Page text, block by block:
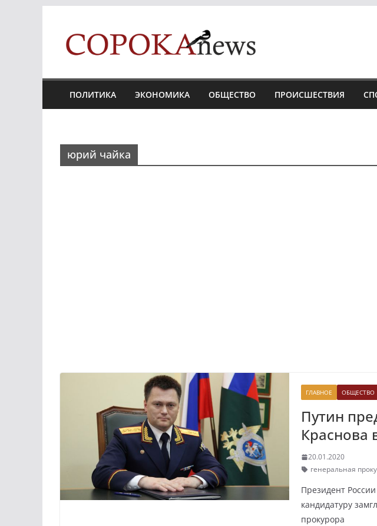
content
ПОЛИТИКА ЭКОНОМИКА ОБЩЕСТВО ПРОИСШЕСТВИЯ
юрий чайка
ГЛАВНОЕ ОБЩЕСТВО
Путин
Краснова
20.01.2020
генеральная
Президент
кандидатуру
прокурора